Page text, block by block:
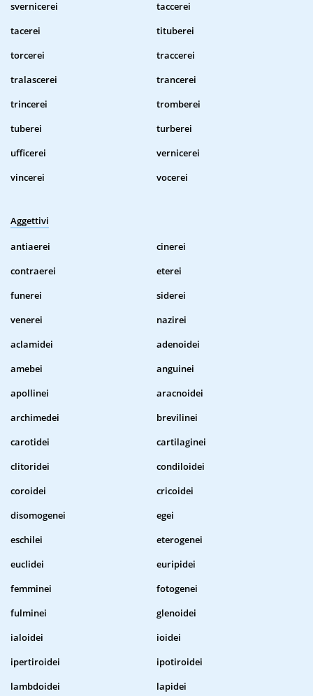
svernicerei
taccerei
tacerei
tituberei
torcerei
traccerei
tralascerei
trancerei
trincerei
tromberei
tuberei
turberei
ufficerei
vernicerei
vincerei
vocerei
Aggettivi
antiaerei
cinerei
contraerei
eterei
funerei
siderei
venerei
nazirei
aclamidei
adenoidei
amebei
anguinei
apollinei
aracnoidei
archimedei
brevilinei
carotidei
cartilaginei
clitoridei
condiloidei
coroidei
cricoidei
disomogenei
egei
eschilei
eterogenei
euclidei
euripidei
femminei
fotogenei
fulminei
glenoidei
ialoidei
ioidei
ipertiroidei
ipotiroidei
lambdoidei
lapidei